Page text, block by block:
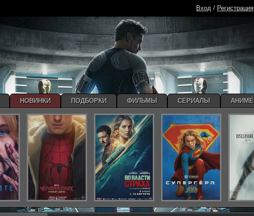
Вход / Регистрация
НОВИНКИ ПОДБОРКИ ФИЛЬМЫ СЕРИАЛЫ АНИМЕ